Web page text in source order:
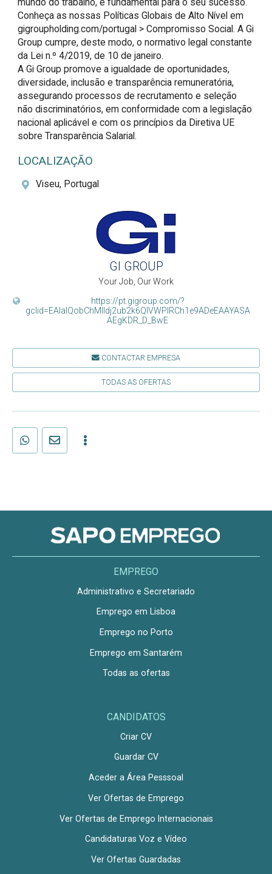
Conheça as nossas Políticas Globais de Alto Nível em
gigroupholding.com/portugal > Compromisso Social. A Gi
Group cumpre, deste modo, o normativo legal constante
da Lei n.º 4/2019, de 10 de janeiro.
A Gi Group promove a igualdade de oportunidades,
diversidade, inclusão e transparência remuneratória,
assegurando processos de recrutamento e seleção
não discriminatórios, em conformidade com a legislação
nacional aplicável e com os princípios da Diretiva UE
sobre Transparência Salarial.
LOCALIZAÇÃO
Viseu, Portugal
GI GROUP
Your Job, Our Work
https://pt.gigroup.com/?
gclid=EAIaIQobChMIldj2ub2k6QIVWPlRCh1e9ADeEAAYASA
AEgKDR_D_BwE
CONTACTAR EMPRESA
TODAS AS OFERTAS
EMPREGO
Administrativo e Secretariado
Emprego em Lisboa
Emprego no Porto
Emprego em Santarém
Todas as ofertas
CANDIDATOS
Criar CV
Guardar CV
Aceder a Área Pesssoal
Ver Ofertas de Emprego
Ver Ofertas de Emprego Internacionais
Candidaturas Voz e Vídeo
Ver Ofertas Guardadas